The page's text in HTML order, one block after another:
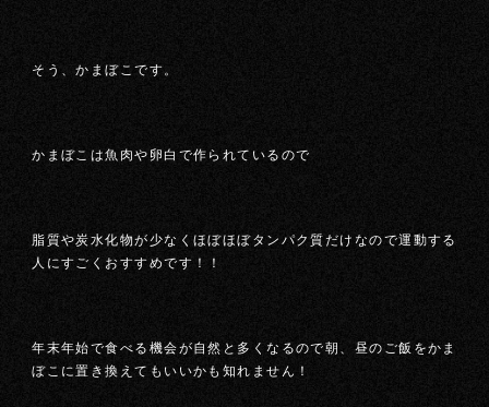
そう、かまぼこです。
かまぼこは魚肉や卵白で作られているので
脂質や炭水化物が少なくほぼほぼタンパク質だけなので運動する
人にすごくおすすめです！！
年末年始で食べる機会が自然と多くなるので朝、昼のご飯をかま
ぼこに置き換えてもいいかも知れません！